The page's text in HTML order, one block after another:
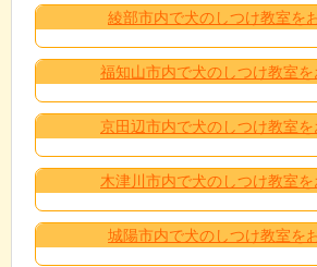
綾部市内で犬のしつけ教室を
福知山市内で犬のしつけ教室を
京田辺市内で犬のしつけ教室を
木津川市内で犬のしつけ教室を
城陽市内で犬のしつけ教室を